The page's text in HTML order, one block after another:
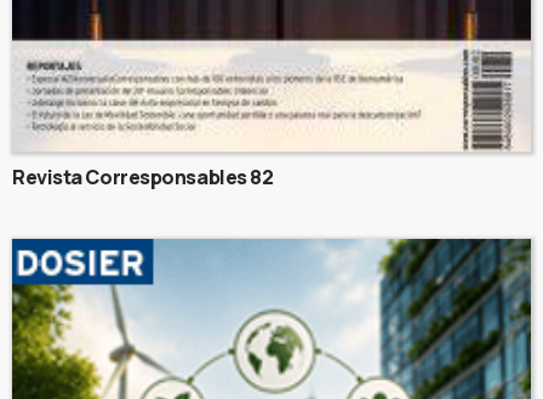
Revista Corresponsables 82